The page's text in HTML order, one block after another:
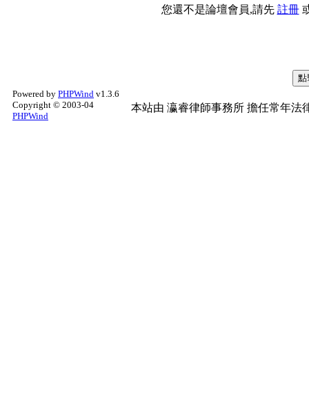
您還不是論壇會員,請先 註冊
Powered by PHPWind v1.3.6
Copyright © 2003-04
PHPWind
本站由 瀛睿律師事務所 擔任常年法